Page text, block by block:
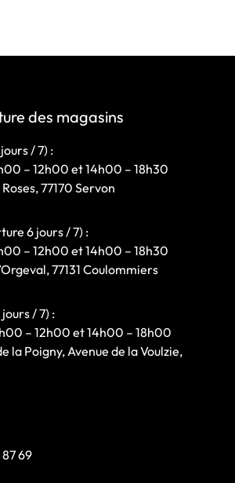
des magasins
/ 7) :
– 12h00 et 14h00 – 18h30
77170 Servon
6 jours / 7) :
– 12h00 et 14h00 – 18h30
77131 Coulommiers
/ 7) :
– 12h00 et 14h00 – 18h00
la Poigny, Avenue de la Voulzie,
69